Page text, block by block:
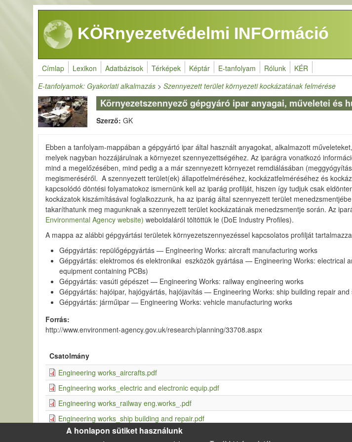
Ugrás a tartalomra
KÖRnyezetvédelmi INFOrmáció
Címlap Lexikon Adatbázisok Térképek Képtár E-tanfolyam Rólunk KÉR
E-tanfolyamok: Gyakorlati alkalmazás >Szennyezett terület környezeti kockázatának felmérése
Környezetszennyező gépgyáró ipar anyagai, műveletei és
Szerző:GK
Ebben a tanfolyam-mappában a gépgyártó ipar által használt anyagokat, alkalmazott
melyek nagyban hozzájárulnak a környezet szennyezettségéhez. Az iparágra vonatkozó
mind a megelőzésében, mind pedig a a már szennyezett környezet remdiálásában
megismeréséről. A szennyezett terület(ek) állapotfelméréséhez, kockázatfelméréséhez és
kapcsolódó döntési folyamatokoz ismernünk kell az iparág profilját, hiszen így tudjuk csak
kockázatok kiszámításával foglalkozzunk, ha az iparág által szennyezett terület
takaríthatunk meg magunknak a szennyezett terület kockázatának menedzsmentje során. Az
Environmental Agency website) weboldaláról töltöttük le (DoE Industry Profiles).
A mappa az alábbi gépgyártási területek környezetszennyezéssel kapcsolatos profilját
Gépgyártás: repülőgépgyártás — Engineering Works: aircraft manufacturing works
Gépgyártás: elektromos és elektronikai eszközök gyártása — Engineering Works: electrical
equipment containing PCBs)
Gépgyártás: vasúti gépészet — Engineering Works: railway engineering works
Gépgyártás: hajóipar, hajógyártás, hajójavítás — Engineering Works: ship building repair
Gépgyártás: járműipar — Engineering Works: vehicle manufacturing works
Forrás
http://www.environment-agency.gov.uk/research/planning/33708.aspx
Csatolmány
Engineering works_aircrafts.pdf
Engineering works_electric and electronic equip.pdf
Engineering works_railway eng.works_.pdf
Engineering works_ship building and repair.pdf
Engineering works_vehicle manuf.pdf
A honlapon sütiket használunk